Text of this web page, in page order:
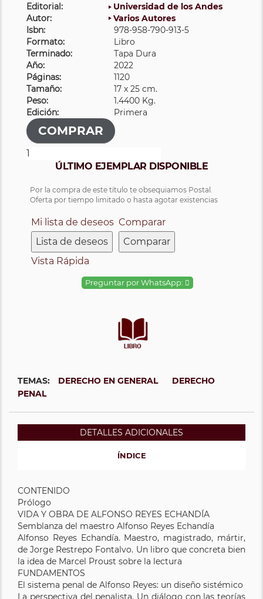
Editorial:
Universidad de los Andes
Autor:
Varios Autores
Isbn:
978-958-790-913-5
Formato:
Libro
Terminado:
Tapa Dura
Año:
2022
Páginas:
1120
Tamaño:
17 x 25 cm.
Peso:
1.4400 Kg.
Edición:
Primera
ÚLTIMO EJEMPLAR DISPONIBLE
Por la compra de este título te obsequiamos Postal.
Oferta por tiempo limitado o hasta agotar existencias
Mi lista de deseos
Lista de deseos
Comparar
Comparar
Vista Rápida
Preguntar por WhatsApp:
TEMAS: DERECHO EN GENERAL
DERECHO
PENAL
DETALLES ADICIONALES
ÍNDICE
CONTENIDO
Prólogo
VIDA Y OBRA DE ALFONSO REYES ECHANDÍA
Semblanza del maestro Alfonso Reyes Echandía
Alfonso Reyes Echandía. Maestro, magistrado, mártir,
de Jorge Restrepo Fontalvo. Un libro que concreta bien
la idea de Marcel Proust sobre la lectura
FUNDAMENTOS
El sistema penal de Alfonso Reyes: un diseño sistémico
La perspectiva del penalista. Un diálogo con las teorías